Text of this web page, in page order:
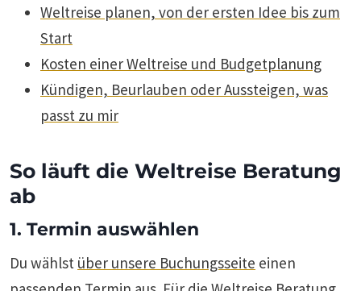
Weltreise planen, von der ersten Idee bis zum
Start
Kosten einer Weltreise und Budgetplanung
Kündigen, Beurlauben oder Aussteigen, was
passt zu mir
So läuft die Weltreise Beratung
ab
1. Termin auswählen
Du wählst über unsere Buchungsseite einen